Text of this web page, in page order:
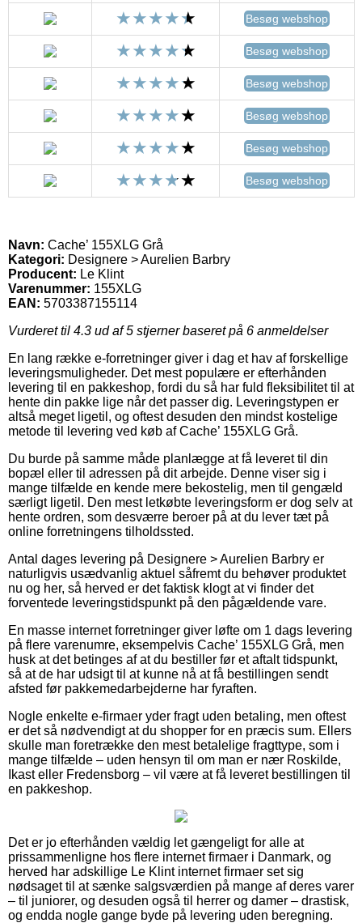
Besøg webshop
Besøg webshop
Besøg webshop
Besøg webshop
Besøg webshop
Besøg webshop
Navn: Cache’ 155XLG Grå
Kategori: Designere > Aurelien Barbry
Producent: Le Klint
Varenummer: 155XLG
EAN: 5703387155114
Vurderet til 4.3 ud af 5 stjerner baseret på 6 anmeldelser
En lang række e-forretninger giver i dag et hav af forskellige
leveringsmuligheder. Det mest populære er efterhånden
levering til en pakkeshop, fordi du så har fuld fleksibilitet til at
hente din pakke lige når det passer dig. Leveringstypen er
altså meget ligetil, og oftest desuden den mindst kostelige
metode til levering ved køb af Cache’ 155XLG Grå.
Du burde på samme måde planlægge at få leveret til din
bopæl eller til adressen på dit arbejde. Denne viser sig i
mange tilfælde en kende mere bekostelig, men til gengæld
særligt ligetil. Den mest letkøbte leveringsform er dog selv at
hente ordren, som desværre beroer på at du lever tæt på
online forretningens tilholdssted.
Antal dages levering på Designere > Aurelien Barbry er
naturligvis usædvanlig aktuel såfremt du behøver produktet
nu og her, så herved er det faktisk klogt at vi finder det
forventede leveringstidspunkt på den pågældende vare.
En masse internet forretninger giver løfte om 1 dags levering
på flere varenumre, eksempelvis Cache’ 155XLG Grå, men
husk at det betinges af at du bestiller før et aftalt tidspunkt,
så at de har udsigt til at kunne nå at få bestillingen sendt
afsted før pakkemedarbejderne har fyraften.
Nogle enkelte e-firmaer yder fragt uden betaling, men oftest
er det så nødvendigt at du shopper for en præcis sum. Ellers
skulle man foretrække den mest betalelige fragttype, som i
mange tilfælde – uden hensyn til om man er nær Roskilde,
Ikast eller Fredensborg – vil være at få leveret bestillingen til
en pakkeshop.
Det er jo efterhånden vældig let gængeligt for alle at
prissammenligne hos flere internet firmaer i Danmark, og
herved har adskillige Le Klint internet firmaer set sig
nødsaget til at sænke salgsværdien på mange af deres varer
– til juniorer, og desuden også til herrer og damer – drastisk,
og endda nogle gange byde på levering uden beregning.